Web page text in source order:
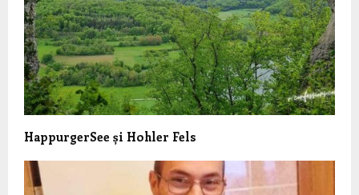
HappurgerSee și Hohler Fels